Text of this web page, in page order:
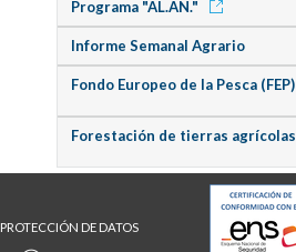
Programa "AL.AN."
Informe Semanal Agrario
Fondo Europeo de la Pesca (FEP)
Forestación de tierras agrícolas
PROTECCIÓN DE DATOS